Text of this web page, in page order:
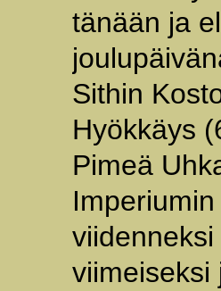
tänään ja
Sithin
Hyökkäys
Pimeä